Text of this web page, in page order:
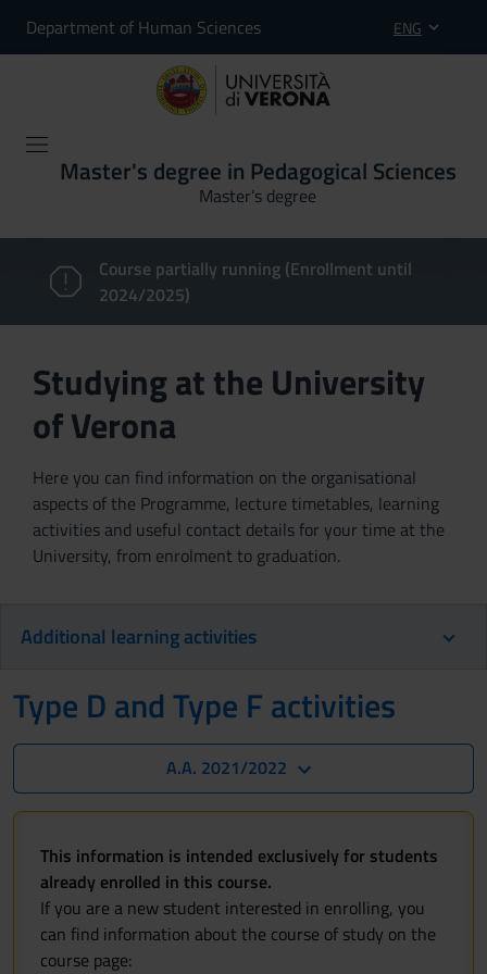
Department of Human Sciences ENG
Master's degree in Pedagogical Sciences
Master’s degree
Course partially running (Enrollment until
2024/2025)
Studying at the University
of Verona
Here you can find information on the organisational
aspects of the Programme, lecture timetables, learning
activities and useful contact details for your time at the
University, from enrolment to graduation.
Additional learning activities
Type D and Type F activities
A.A. 2021/2022
This information is intended exclusively for students
already enrolled in this course.
If you are a new student interested in enrolling, you
can find information about the course of study on the
course page: